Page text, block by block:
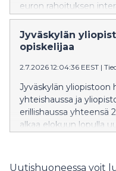
euron rahoituksen
kehittämiseen.
paremmin ihmisten
tekoälyjärjestelmiä
Jyväskylän
opiskelijaa
2.7.2026 12:04:36 EEST |
Jyväskylän yliopistoon
yhteishaussa ja
erillishaussa yhteensä
alkaa elokuun lopulla
Uutishuoneessa voit